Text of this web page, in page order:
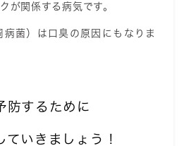
が関係する病気です。
病菌）は口臭の原因にもなりま
防するために
ていきましょう！